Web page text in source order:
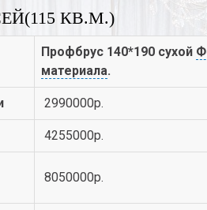
КВ.М.)
Профбрус 140*190 сухой
материала.
2990000р.
4255000р.
8050000р.